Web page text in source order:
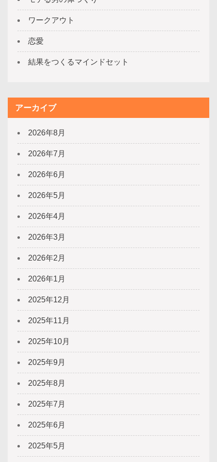
ワークアウト
恋愛
結果をつくるマインドセット
アーカイブ
2026年8月
2026年7月
2026年6月
2026年5月
2026年4月
2026年3月
2026年2月
2026年1月
2025年12月
2025年11月
2025年10月
2025年9月
2025年8月
2025年7月
2025年6月
2025年5月